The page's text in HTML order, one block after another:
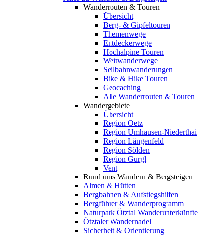
Wanderrouten & Touren
Übersicht
Berg- & Gipfeltouren
Themenwege
Entdeckerwege
Hochalpine Touren
Weitwanderwege
Seilbahnwanderungen
Bike & Hike Touren
Geocaching
Alle Wanderrouten & Touren
Wandergebiete
Übersicht
Region Oetz
Region Umhausen-Niederthai
Region Längenfeld
Region Sölden
Region Gurgl
Vent
Rund ums Wandern & Bergsteigen
Almen & Hütten
Bergbahnen & Aufstiegshilfen
Bergführer & Wanderprogramm
Naturpark Ötztal Wanderunterkünfte
Ötztaler Wandernadel
Sicherheit & Orientierung